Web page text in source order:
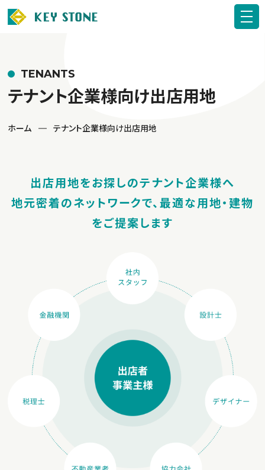
TENANTS
テナント企業様向け出店用地
ホーム テナント企業様向け出店用地
出店用地をお探しのテナント企業様へ
地元密着のネットワークで、最適な用地・建物
をご提案します